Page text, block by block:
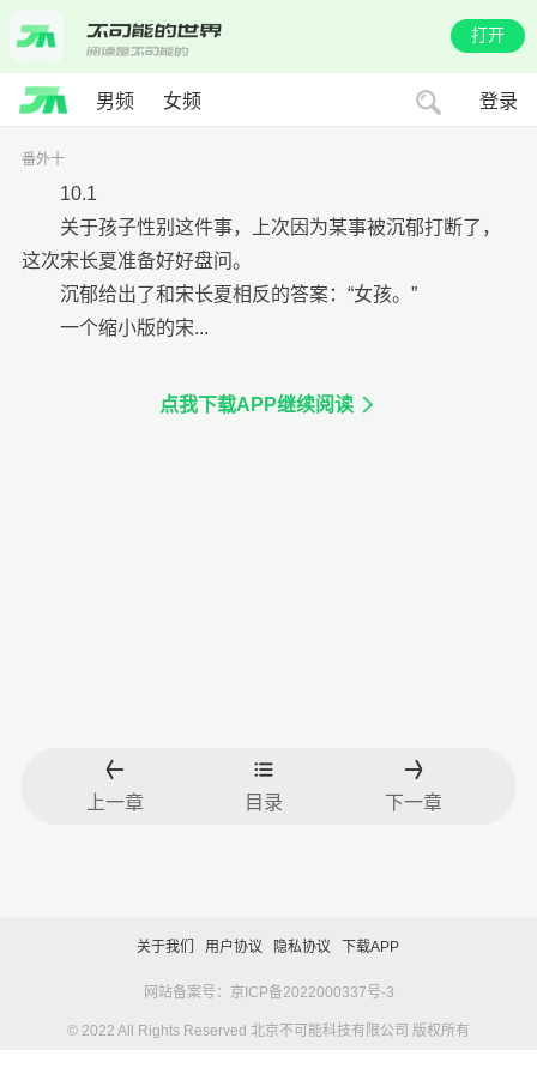
打开
男频 女频 登录
番外十
10.1
关于孩子性别这件事，上次因为某事被沉郁打断了，
这次宋长夏准备好好盘问。
沉郁给出了和宋长夏相反的答案：“女孩。”
一个缩小版的宋...
点我下载APP继续阅读
上一章 目录 下一章
关于我们 用户协议 隐私协议 下载APP
网站备案号：京ICP备2022000337号-3
© 2022 All Rights Reserved 北京不可能科技有限公司 版权所有